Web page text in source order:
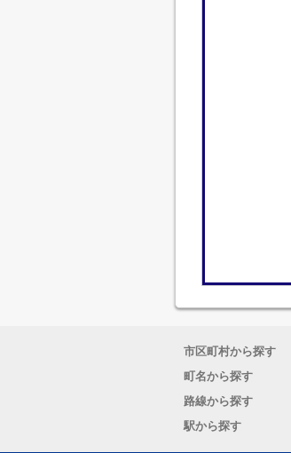
市区町村から探す
町名から探す
路線から探す
駅から探す